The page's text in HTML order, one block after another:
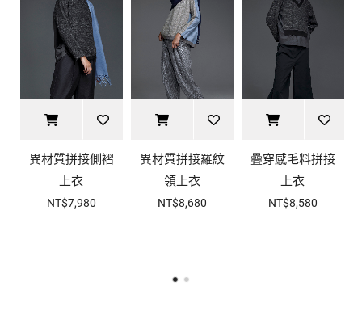
異材質拼接側褶
上衣
NT$7,980
異材質拼接羅紋
領上衣
NT$8,680
疊穿感毛料拼接
上衣
NT$8,580